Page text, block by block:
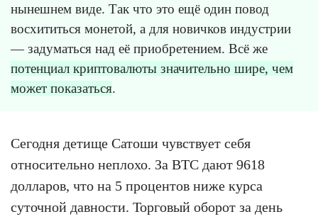
нынешнем виде. Так что это ещё один повод
восхититься монетой, а для новичков индустрии
— задуматься над её приобретением. Всё же
потенциал криптовалюты значительно шире, чем
может показаться.
Сегодня детище Сатоши чувствует себя
относительно неплохо. За BTC дают 9618
долларов, что на 5 процентов ниже курса
суточной давности. Торговый оборот за день